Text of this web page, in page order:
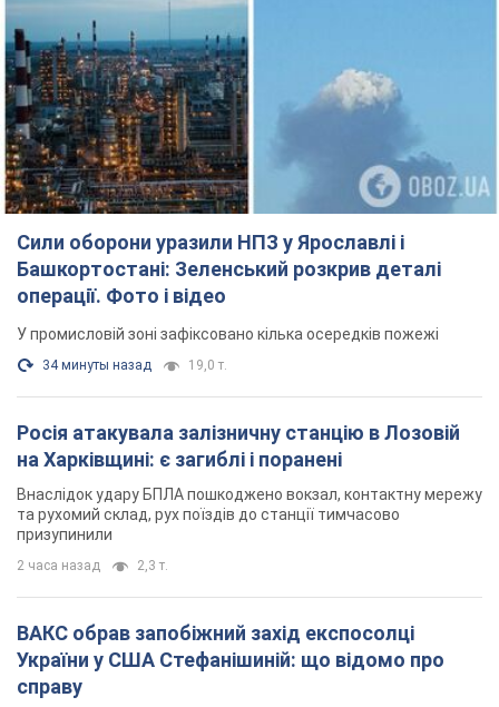
операції. Фото і відео
У промисловій зоні зафіксовано кілька осередків пожежі
34 минуты назад 19,0 т.
Росія атакувала залізничну станцію в Лозовій
на Харківщині: є загиблі і поранені
Внаслідок удару БПЛА пошкоджено вокзал, контактну мережу
призупинили
2 часа назад 2,3 т.
ВАКС обрав запобіжний захід експосолці
України у США Стефанішиній: що відомо про
справу
Суд не повністю задовольнив клопотання прокуратури
час назад 6,1 т.